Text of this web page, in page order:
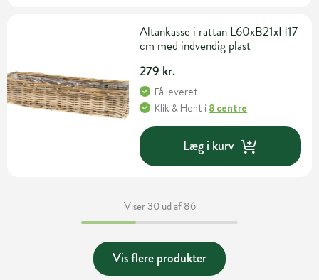
Altankasse i rattan L60xB21xH17
cm med indvendig plast
279 kr.
Få leveret
Klik & Hent i 8 centre
Læg i kurv
Viser 30 ud af 86
Vis flere produkter